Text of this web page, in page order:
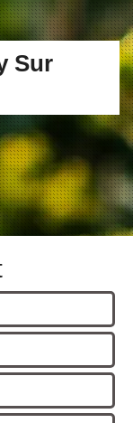
Sur